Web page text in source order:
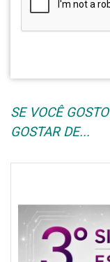
SE VOCÊ
GOSTAR DE...